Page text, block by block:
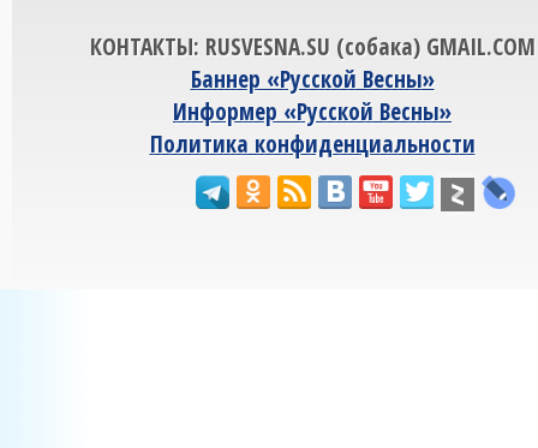
КОНТАКТЫ: RUSVESNA.SU (собака) GMAIL.COM
Баннер «Русской Весны»
Информер «Русской Весны»
Политика конфиденциальности